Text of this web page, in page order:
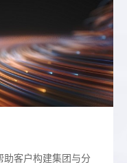
助客户构建集团与分